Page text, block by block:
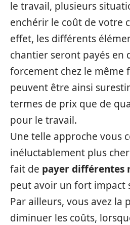
le travail, plusieurs
enchérir le coût de votre
effet, les différents
chantier seront payés en
forcement chez le même
peuvent être ainsi
termes de prix que de
pour le travail.
Une telle approche vous
inéluctablement plus
fait de payer différentes
peut avoir un fort impact
Par ailleurs, vous avez la
diminuer les coûts,